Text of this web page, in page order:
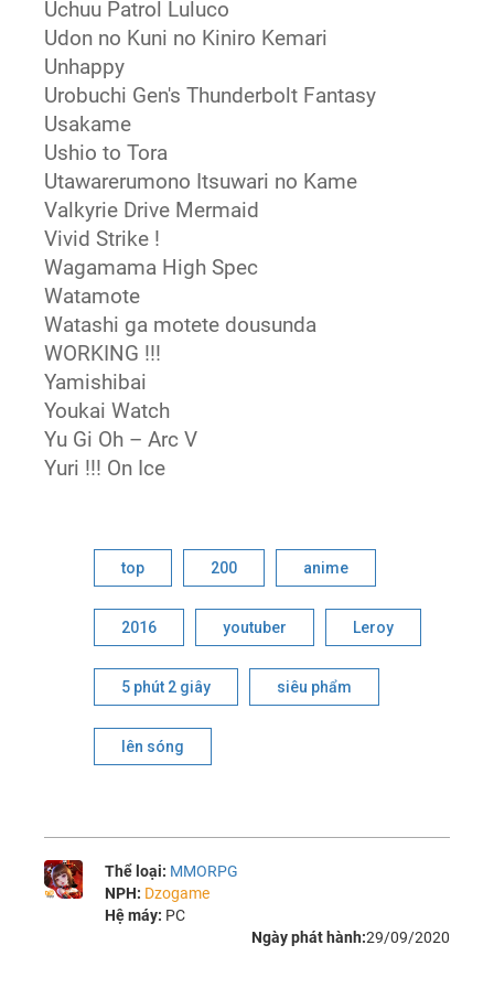
Uchuu Patrol Luluco
Udon no Kuni no Kiniro Kemari
Unhappy
Urobuchi Gen's Thunderbolt Fantasy
Usakame
Ushio to Tora
Utawarerumono Itsuwari no Kame
Valkyrie Drive Mermaid
Vivid Strike !
Wagamama High Spec
Watamote
Watashi ga motete dousunda
WORKING !!!
Yamishibai
Youkai Watch
Yu Gi Oh – Arc V
Yuri !!! On Ice
top 200 anime
2016 youtuber Leroy
5 phút 2 giây siêu phẩm
lên sóng
Thể loại: MMORPG
NPH: Dzogame
Hệ máy: PC
Ngày phát hành:29/09/2020